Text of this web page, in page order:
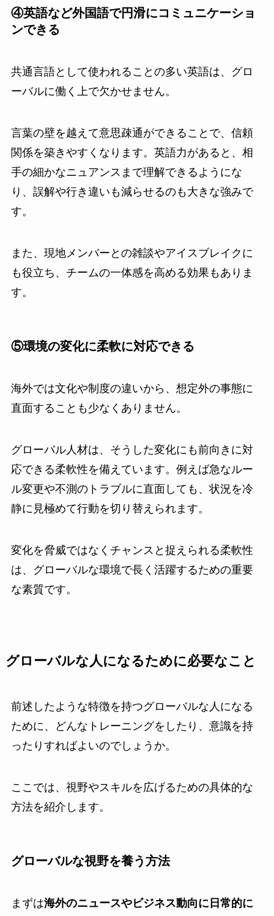
④英語など外国語で円滑にコミュニケーショ
ンできる
共通言語として使われることの多い英語は、グロ
ーバルに働く上で欠かせません。
言葉の壁を越えて意思疎通ができることで、信頼
関係を築きやすくなります。英語力があると、相
手の細かなニュアンスまで理解できるようにな
り、誤解や行き違いも減らせるのも大きな強みで
す。
また、現地メンバーとの雑談やアイスブレイクに
も役立ち、チームの一体感を高める効果もありま
す。
⑤環境の変化に柔軟に対応できる
海外では文化や制度の違いから、想定外の事態に
直面することも少なくありません。
グローバル人材は、そうした変化にも前向きに対
応できる柔軟性を備えています。例えば急なルー
ル変更や不測のトラブルに直面しても、状況を冷
静に見極めて行動を切り替えられます。
変化を脅威ではなくチャンスと捉えられる柔軟性
は、グローバルな環境で長く活躍するための重要
な素質です。
グローバルな人になるために必要なこと
前述したような特徴を持つグローバルな人になる
ために、どんなトレーニングをしたり、意識を持
ったりすればよいのでしょうか。
ここでは、視野やスキルを広げるための具体的な
方法を紹介します。
グローバルな視野を養う方法
まずは海外のニュースやビジネス動向に日常的に